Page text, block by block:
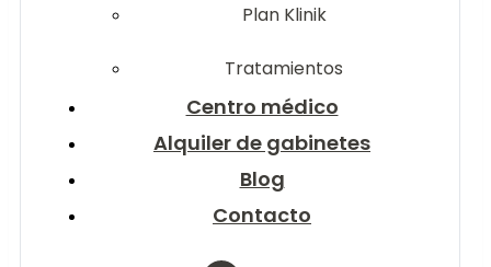
Plan Klinik
Tratamientos
Centro médico
Alquiler de gabinetes
Blog
Contacto